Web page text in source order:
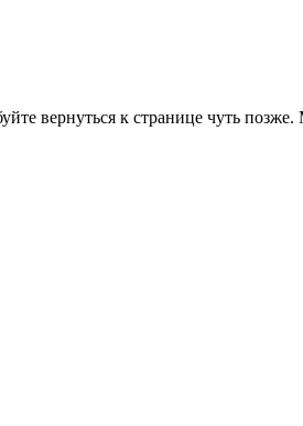
вернуться к странице чуть